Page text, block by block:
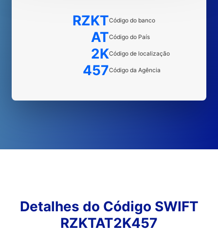
RZKTCódigo do banco
ATCódigo do País
2KCódigo de localização
457Código da Agência
Detalhes do Código SWIFT
RZKTAT2K457